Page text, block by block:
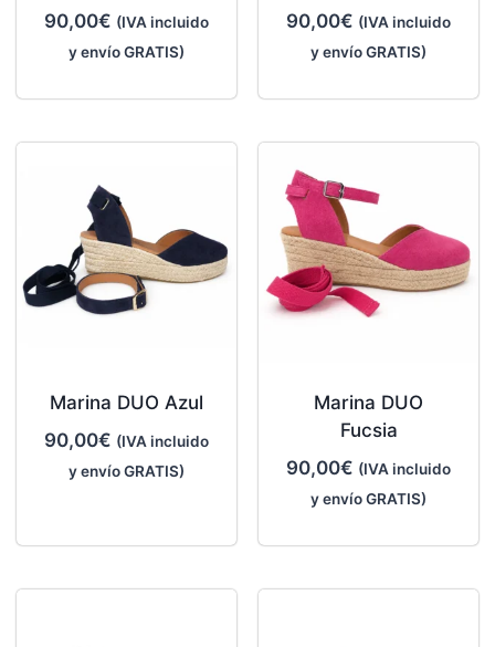
90,00€ (IVA incluido
y envío GRATIS)
90,00€ (IVA incluido
y envío GRATIS)
Marina DUO Azul
90,00€ (IVA incluido
y envío GRATIS)
Marina DUO
Fucsia
90,00€ (IVA incluido
y envío GRATIS)